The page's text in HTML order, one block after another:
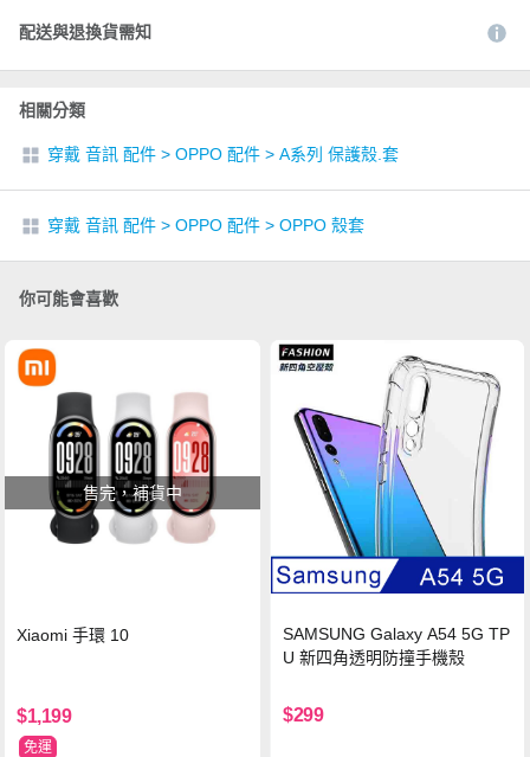
配送與退換貨需知
相關分類
穿戴 音訊 配件 > OPPO 配件 > A系列 保護殼.套
穿戴 音訊 配件 > OPPO 配件 > OPPO 殼套
你可能會喜歡
售完，補貨中
Xiaomi 手環 10
$1,199
免運
SAMSUNG Galaxy A54 5G TP
U 新四角透明防撞手機殼
$299